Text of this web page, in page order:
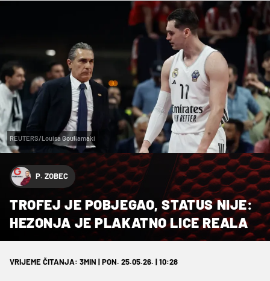
REUTERS/Louisa Gouliamaki
P. ZOBEC
TROFEJ JE POBJEGAO, STATUS NIJE:
HEZONJA JE PLAKATNO LICE REALA
VRIJEME ČITANJA: 3MIN | PON. 25.05.26. | 10:28